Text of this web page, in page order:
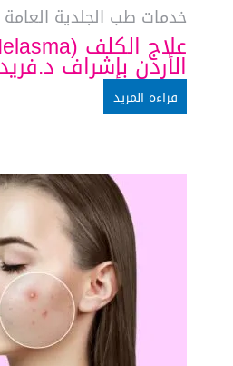
خدمات طب الجلدية العامة
الأردن بإشراف
قراءة المزيد